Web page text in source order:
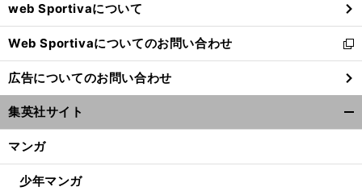
で
開
く
web Sportivaについて
Web Sportivaについてのお問い合わせ
新
し
い
ウ
ィ
ン
ウ
広告についてのお問い合わせ
集英社サイト
マンガ
少年マンガ